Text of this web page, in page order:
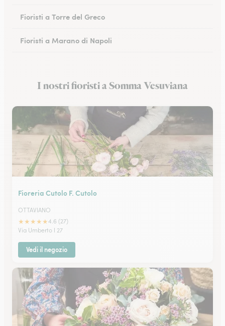
Fioristi a Torre del Greco
Fioristi a Marano di Napoli
Fioristi a Castellammare di Stabia
I nostri fioristi a Somma Vesuviana
Fioreria Cutolo F. Cutolo
OTTAVIANO
★★★★★4.6 (27)
Via Umberto I 27
Vedi il negozio